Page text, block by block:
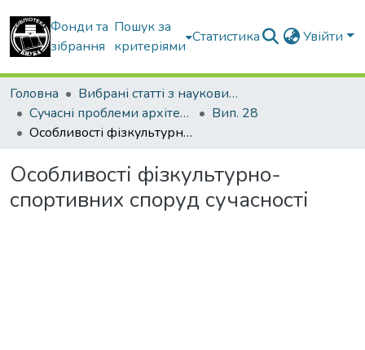
Фонди та
зібрання
Пошук за
критеріями
Статистика Увійти
Головна
Вибрані статті з наукових збірників КНУБА
Сучасні проблеми архітектури та містобудування
Вип. 28
Особливості фізкультурно-спортивних споруд сучасності
Особливості фізкультурно-
спортивних споруд сучасності